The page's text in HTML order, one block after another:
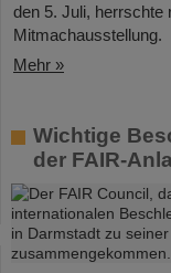
den 5. Juli, herrschte
Mitmachausstellung.
Mehr »
Wichtige
der FAIR-